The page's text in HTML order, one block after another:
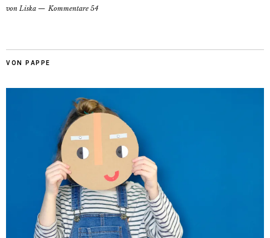
von Liska Kommentare 54
VON PAPPE